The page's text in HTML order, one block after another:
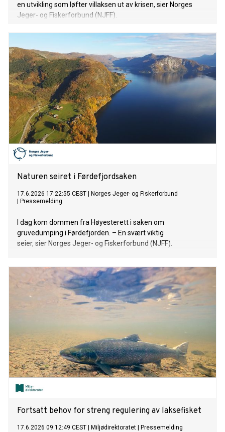
en utvikling som løfter villaksen ut av krisen, sier Norges
Jeger- og Fiskerforbund (NJFF).
Naturen seiret i Førdefjordsaken
17.6.2026 17:22:55 CEST
Norges Jeger- og Fiskerforbund
Pressemelding
I dag kom dommen fra Høyesterett i saken om
gruvedumping i Førdefjorden. – En svært viktig
seier, sier Norges Jeger- og Fiskerforbund (NJFF).
Fortsatt behov for streng regulering av laksefisket
17.6.2026 09:12:49 CEST Miljødirektoratet Pressemelding